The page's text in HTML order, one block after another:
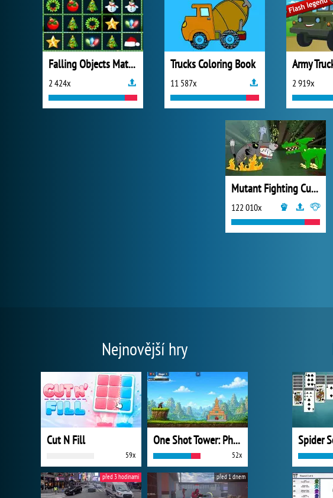
Falling Objects Match
2 424x
Trucks Coloring Book
11 587x 2 919x
Mutant Fighting Cup 2016
122 010x
Nejnovější hry
Cut N Fill
59x
One Shot Tower: Physics Destroyer
52x
před 3 hodinami před 1 dnem